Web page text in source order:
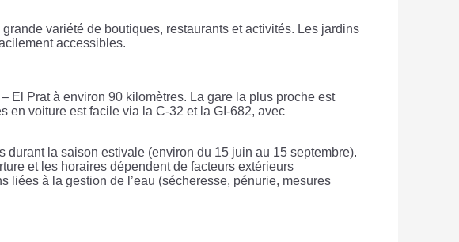
variété de boutiques, restaurants et activités. Les jardins
accessibles.
El Prat à environ 90 kilomètres. La gare la plus proche est
en voiture est facile via la C-32 et la GI-682, avec
durant la saison estivale (environ du 15 juin au 15 septembre).
et les horaires dépendent de facteurs extérieurs
liées à la gestion de l’eau (sécheresse, pénurie, mesures